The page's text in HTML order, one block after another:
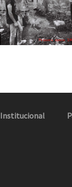
Institucional